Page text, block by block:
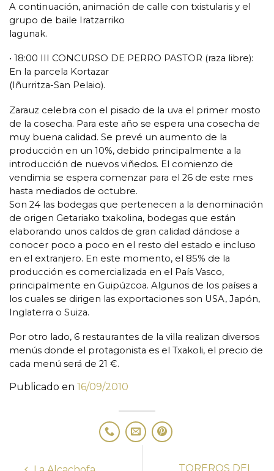
A continuación, animación de calle con txistularis y el
grupo de baile Iratzarriko
lagunak.
• 18:00 III CONCURSO DE PERRO PASTOR (raza libre):
En la parcela Kortazar
(Iñurritza-San Pelaio).
Zarauz celebra con el pisado de la uva el primer mosto
de la cosecha. Para este año se espera una cosecha de
muy buena calidad. Se prevé un aumento de la
producción en un 10%, debido principalmente a la
introducción de nuevos viñedos. El comienzo de
vendimia se espera comenzar para el 26 de este mes
hasta mediados de octubre.
Son 24 las bodegas que pertenecen a la denominación
de origen Getariako txakolina, bodegas que están
elaborando unos caldos de gran calidad dándose a
conocer poco a poco en el resto del estado e incluso
en el extranjero. En este momento, el 85% de la
producción es comercializada en el País Vasco,
principalmente en Guipúzcoa. Algunos de los países a
los cuales se dirigen las exportaciones son USA, Japón,
Inglaterra o Suiza.
Por otro lado, 6 restaurantes de la villa realizan diversos
menús donde el protagonista es el Txakoli, el precio de
cada menú será de 21 €.
Publicado en 16/09/2010
TOREROS DEL